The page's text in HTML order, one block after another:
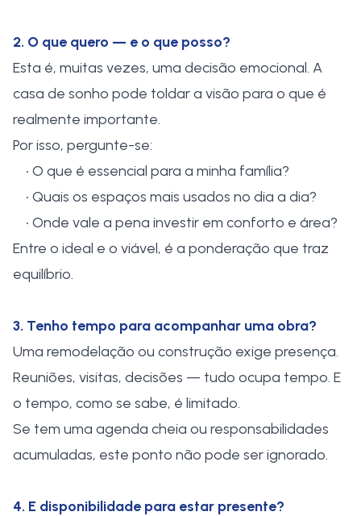
2. O que quero — e o que posso?
Esta é, muitas vezes, uma decisão emocional. A
casa de sonho pode toldar a visão para o que é
realmente importante.
Por isso, pergunte-se:
• O que é essencial para a minha família?
• Quais os espaços mais usados no dia a dia?
• Onde vale a pena investir em conforto e área?
Entre o ideal e o viável, é a ponderação que traz
equilíbrio.
3. Tenho tempo para acompanhar uma obra?
Uma remodelação ou construção exige presença.
Reuniões, visitas, decisões — tudo ocupa tempo. E
o tempo, como se sabe, é limitado.
Se tem uma agenda cheia ou responsabilidades
acumuladas, este ponto não pode ser ignorado.
4. E disponibilidade para estar presente?